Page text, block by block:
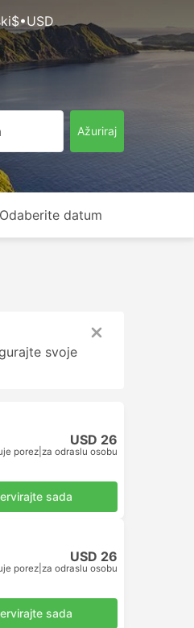
$•USD
Ažuriraj
Odaberite datum
svoje
USD 26
porez za odraslu osobu
sada
USD 26
porez za odraslu osobu
sada